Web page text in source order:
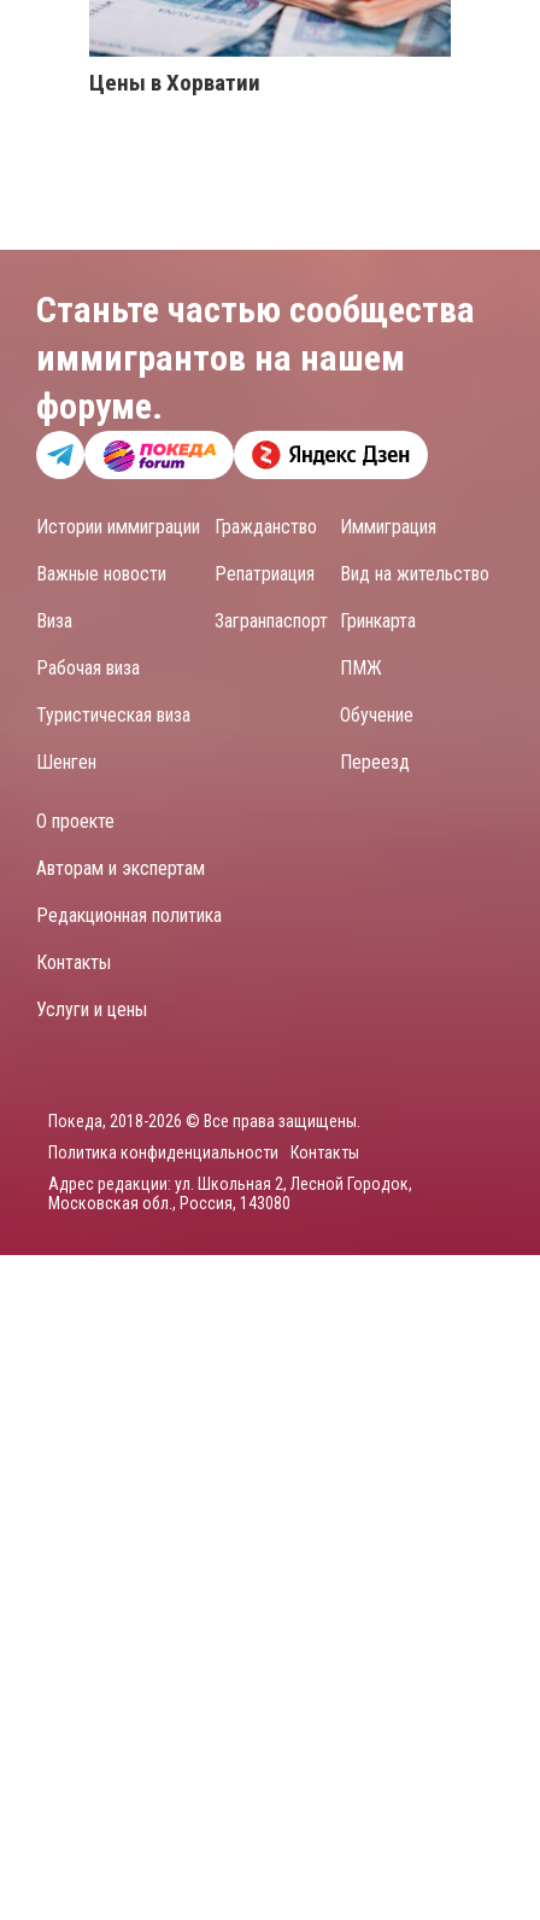
Цены в Хорватии
Станьте частью сообщества
иммигрантов на нашем
форуме.
Истории иммиграции
Важные новости
Виза
Рабочая виза
Туристическая виза
Шенген
Гражданство
Репатриация
Загранпаспорт
Иммиграция
Вид на жительство
Гринкарта
ПМЖ
Обучение
Переезд
О проекте
Авторам и экспертам
Редакционная политика
Контакты
Услуги и цены
Покеда, 2018-2026 © Все права защищены.
Политика конфиденциальности
Контакты
Адрес редакции: ул. Школьная 2, Лесной Городок,
Московская обл., Россия, 143080